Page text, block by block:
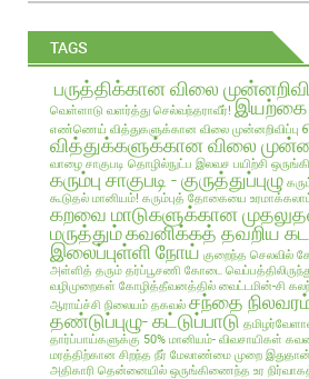
TAGS
பருத்திக்கான விலை
வெள்ளாடு வளர்த்து செல்வந்தராவீர்! இயற்கை
எண்ணெய் வித்துகளுக்கான விலை முன்னறிவிப்பு
வித்துக்களுக்கான விலை
வாழை சாகுபடி தொழில்நுட்ப இலவச பயிற்சி
கரும்பு சாகுபடி - குருத்துப்புழு
கூடுதல் மானியம்! கரும்புத் தோகையை
கறவை மாடுகளுக்கான
மருத்தும்கவனிக்கத் தவறிய
இலைப்புள்ளி நோய் குறைந்த செலவில்
அள்ளித் தரும் தர்ப்பூசணி கோடை
வழிமுறைகள் கோழித்தீவனத்தில் வைட்டமின்-சி
ஆராய்ச்சி நிலையம் தகவல் சந்தை
தண்டுப்புழு- கட்டுப்பாடு
தார்ப்பாய்களுக்கு 50% மானியம்- விவசாயிகள்
மரத்திற்கான சிறந்த நீர் மேலாண்மை முறை
அதிகாரி தென்னையில் ஒருங்கிணைந்த உர நிர்வாகத்